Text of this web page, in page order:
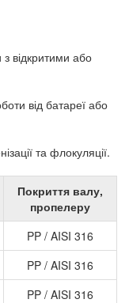
відкритими або
від батареї або
та флокуляції.
Покриття валу,
пропелеру
PP / AISI 316
PP / AISI 316
PP / AISI 316